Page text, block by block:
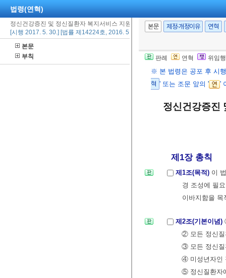
법령(연혁)
정신건강증진 및 정신질환자 복지서비스 지원에 관한 법률
[시행 2017. 5. 30.] [법률 제14224호, 2016. 5. 29., 전부개정]
본문
부칙
본문 제정·개정이유 연혁
판례 연혁 위임
※ 본 법령은 공포 후 시
혁 ' 또는 조문 앞의 ' '
정신건강증진
제1장 총칙
제1조(목적) 이
경 조성에 필
이바지함을 목
제2조(기본이념)
② 모든 정신질
③ 모든 정신질
④ 미성년자인
⑤ 정신질환자